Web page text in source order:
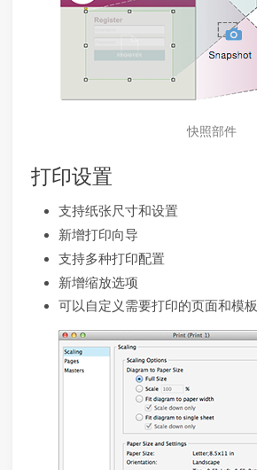
快照部件
打印设置
支持纸张尺寸和设置
新增打印向导
支持多种打印配置
新增缩放选项
可以自定义需要打印的页面和模板